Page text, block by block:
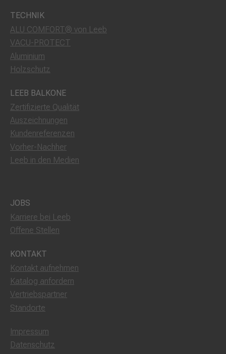
TECHNIK
ALU COMFORT® von Leeb
VACU-PROTECT
Aluminium
Holzschutz
LEEB BALKONE
Zertifizierte Qualität
Auszeichnungen
Kundenreferenzen
Vorher-Nachher
Leeb in den Medien
JOBS
Karriere bei Leeb
Offene Stellen
KONTAKT
Kontakt aufnehmen
Katalog anfordern
Vertriebspartner
Standorte
Impressum
Datenschutz